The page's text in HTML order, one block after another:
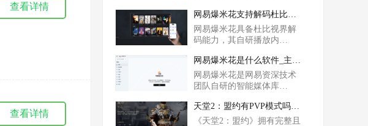
查看详情
查看详情
网易爆米花支持解码杜比视界吗_支不支持杜比全景声
网易爆米花具备杜比视界解
码能力，其自研播放内…
网易爆米花是什么软件_主要功能有哪些
网易爆米花是网易资深技术
团队自研的智能媒体库…
天堂2：盟约有PVP模式吗_PVP哪个职业比较强
《天堂2：盟约》拥有完整且